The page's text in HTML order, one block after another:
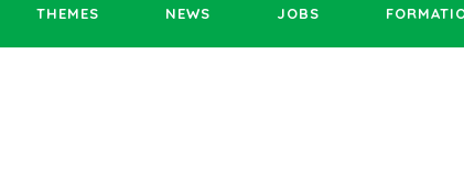
THEMES NEWS JOBS